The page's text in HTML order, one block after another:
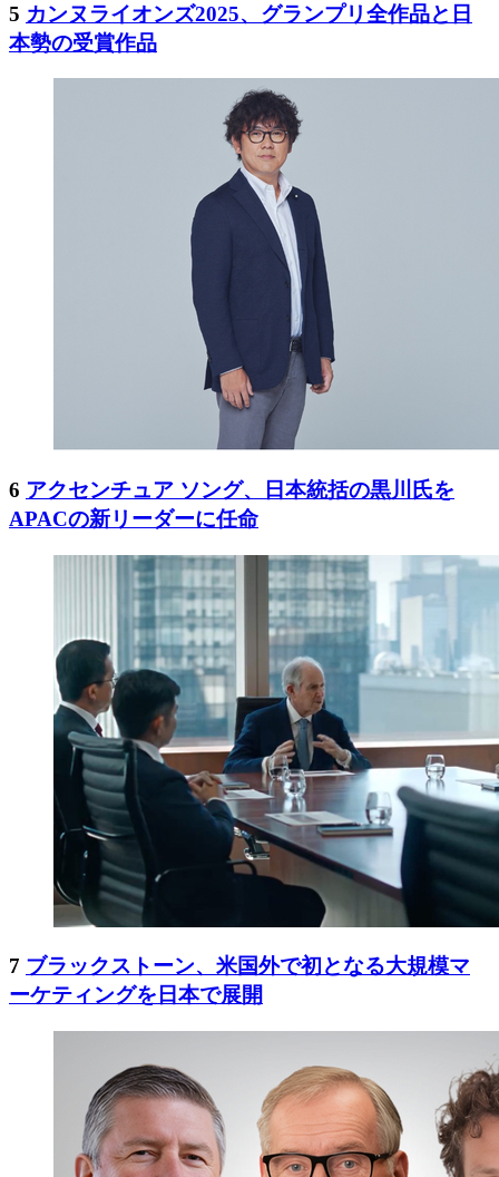
5 カンヌライオンズ2025、グランプリ全作品と日
本勢の受賞作品
6 アクセンチュア ソング、日本統括の黒川氏を
APACの新リーダーに任命
7 ブラックストーン、米国外で初となる大規模マ
ーケティングを日本で展開